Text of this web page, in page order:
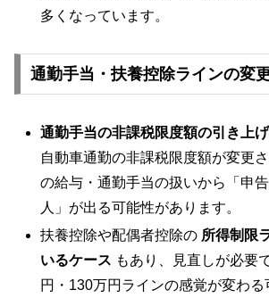
多くなっています。
通勤手当・扶養控除ラインの変
通勤手当の非課税限度額の引き上げ
自動車通勤の非課税限度額が変更
の給与・通勤手当の扱いから「申
人」が出る可能性があります。
扶養控除や配偶者控除の 所得制限
いるケース もあり、見直しが必要
円・130万円ラインの感覚が変わ